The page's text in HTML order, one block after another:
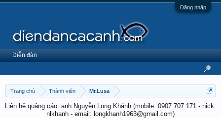
Đăng nhập
Trang chủ Thành viên Mr.Lusa
Liên hệ quảng cáo: anh Nguyễn Long Khánh (mobile: 0907 707 171 - nick:
nlkhanh - email: longkhanh1963@gmail.com)
Diễn đàn